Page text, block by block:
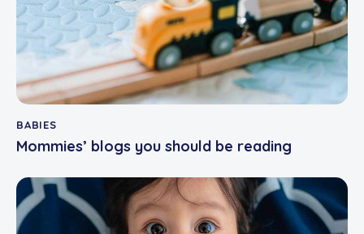
BABIES
Mommies’ blogs you should be reading